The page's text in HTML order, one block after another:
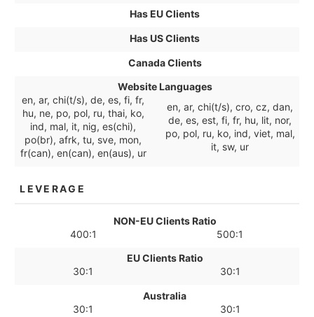
Has EU Clients
Has US Clients
Canada Clients
Website Languages
en, ar, chi(t/s), de, es, fi, fr,
hu, ne, po, pol, ru, thai, ko,
ind, mal, it, nig, es(chi),
po(br), afrk, tu, sve, mon,
fr(can), en(can), en(aus), ur
en, ar, chi(t/s), cro, cz, dan,
de, es, est, fi, fr, hu, lit, nor,
po, pol, ru, ko, ind, viet, mal,
it, sw, ur
LEVERAGE
NON-EU Clients Ratio
400:1
500:1
EU Clients Ratio
30:1
30:1
Australia
30:1
30:1